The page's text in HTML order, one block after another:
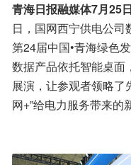
青海日报融媒体7月25
日，国网西宁供电公司
第24届中国•青海绿色
数据产品依托智能桌面
展演，让参观者领略了
网+”给电力服务带来的